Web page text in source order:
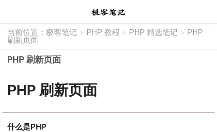
当前位置： 极客笔记 > PHP 教程 > PHP 精选笔记 > PHP
刷新页面
PHP 刷新页面
PHP 刷新页面
什么是PHP